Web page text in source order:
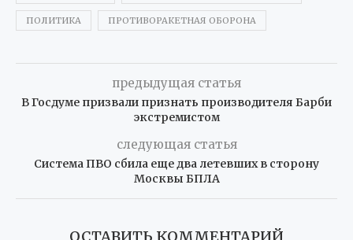
ПОЛИТИКА ПРОТИВОРАКЕТНАЯ ОБОРОНА
предыдущая статья
В Госдуме призвали признать производителя Барби
экстремистом
следующая статья
Система ПВО сбила еще два летевших в сторону
Москвы БПЛА